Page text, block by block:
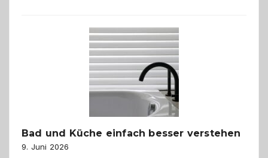
Bad und Küche einfach besser verstehen
9. Juni 2026